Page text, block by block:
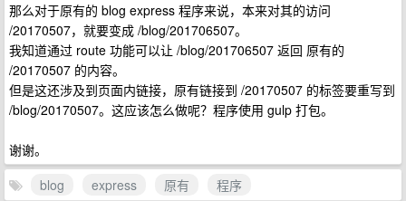
那么对于原有的 blog express 程序来说，本来对其的访问
/20170507，就要变成 /blog/201706507。
我知道通过 route 功能可以让 /blog/201706507 返回 原有的
/20170507 的内容。
但是这还涉及到页面内链接，原有链接到 /20170507 的标签要重写到
/blog/20170507。这应该怎么做呢？程序使用 gulp 打包。
谢谢。
blog
express 原有
程序